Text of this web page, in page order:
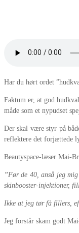
Har du hørt ordet
Faktum er, at god
måde som et nypudset
Der skal være styr på
reflektere det forjættede
Beautyspace-læser Mai-
”Før de 40, anså jeg
skinbooster-injektioner,
Ikke at jeg tør få fillers,
Jeg forstår skam godt